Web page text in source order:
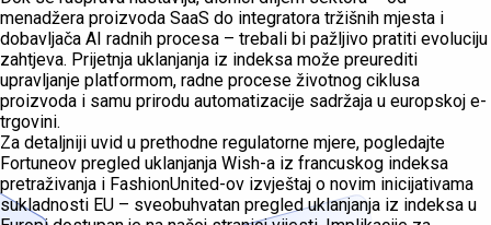
menadžera proizvoda SaaS do integratora tržišnih mjesta i
dobavljača AI radnih procesa – trebali bi pažljivo pratiti evoluciju
zahtjeva. Prijetnja uklanjanja iz indeksa može preurediti
upravljanje platformom, radne procese životnog ciklusa
proizvoda i samu prirodu automatizacije sadržaja u europskoj e-
trgovini.
Za detaljniji uvid u prethodne regulatorne mjere, pogledajte
Fortuneov pregled uklanjanja Wish-a iz francuskog indeksa
pretraživanja i FashionUnited-ov izvještaj o novim inicijativama
sukladnosti EU – sveobuhvatan pregled uklanjanja iz indeksa u